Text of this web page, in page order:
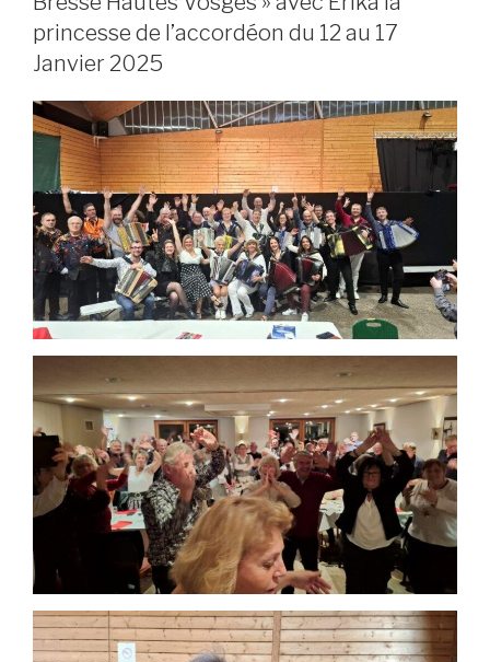
princesse de l’accordéon du 12 au 17
Janvier 2025